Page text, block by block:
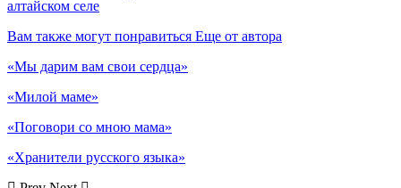
алтайском селе
Вам также могут понравиться Еще от автора
«Мы дарим вам свои сердца»
«Милой маме»
«Поговори со мною мама»
«Хранители русского языка»